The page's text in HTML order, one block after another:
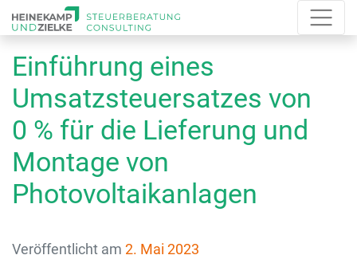
Einführung eines
Umsatzsteuersatzes von
0 % für die Lieferung und
Montage von
Photovoltaikanlagen
Veröffentlicht am 2. Mai 2023